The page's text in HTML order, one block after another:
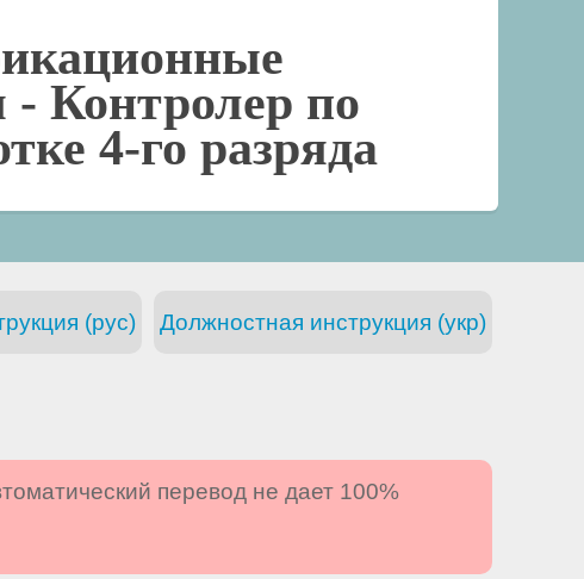
- Контролер по
4-го разряда
Должностная инструкция (укр)
(рус)
перевод не дает 100%